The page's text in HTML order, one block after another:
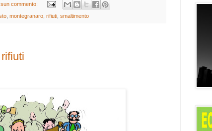
commento:
montegranaro rifiuti smaltimento